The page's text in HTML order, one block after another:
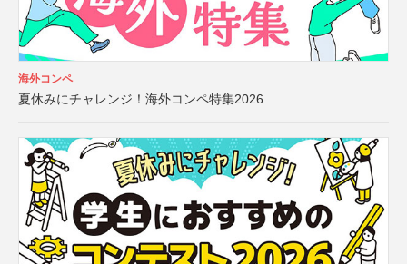
海外コンペ
夏休みにチャレンジ！海外コンペ特集2026